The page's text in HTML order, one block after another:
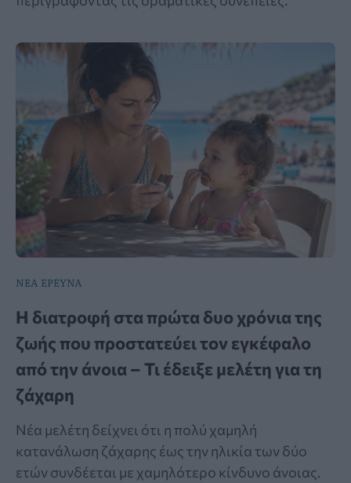
ΝΕΑ ΕΡΕΥΝΑ
Η διατροφή στα πρώτα δυο χρόνια της
ζωής που προστατεύει τον εγκέφαλο
από την άνοια – Τι έδειξε μελέτη για τη
ζάχαρη
Νέα μελέτη δείχνει ότι η πολύ χαμηλή
κατανάλωση ζάχαρης έως την ηλικία των δύο
ετών συνδέεται με χαμηλότερο κίνδυνο άνοιας.